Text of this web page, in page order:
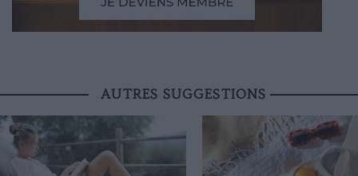
AUTRES SUGGESTIONS